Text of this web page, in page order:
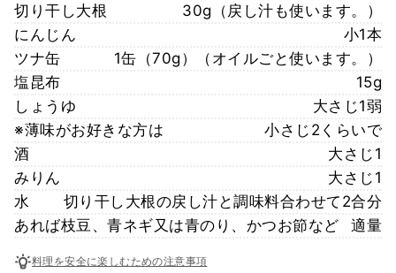
切り干し大根
30g（戻し汁も使います。）
にんじん
小1本
ツナ缶
1缶（70g）（オイルごと使います。）
塩昆布
15g
しょうゆ
大さじ1弱
※薄味がお好きな方は
小さじ2くらいで
酒
大さじ1
みりん
大さじ1
水
切り干し大根の戻し汁と調味料合わせて2合分
あれば枝豆、青ネギ又は青のり、かつお節など
適量
料理を安全に楽しむための注意事項